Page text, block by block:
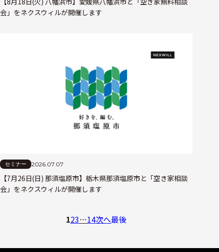
会」をネクスウィルが開催します
セミナー 2026.07.07
【7月26日(日) 那須塩原市】栃木県那須塩原市と「空き家相談
会」をネクスウィルが開催します
123…14次へ最後